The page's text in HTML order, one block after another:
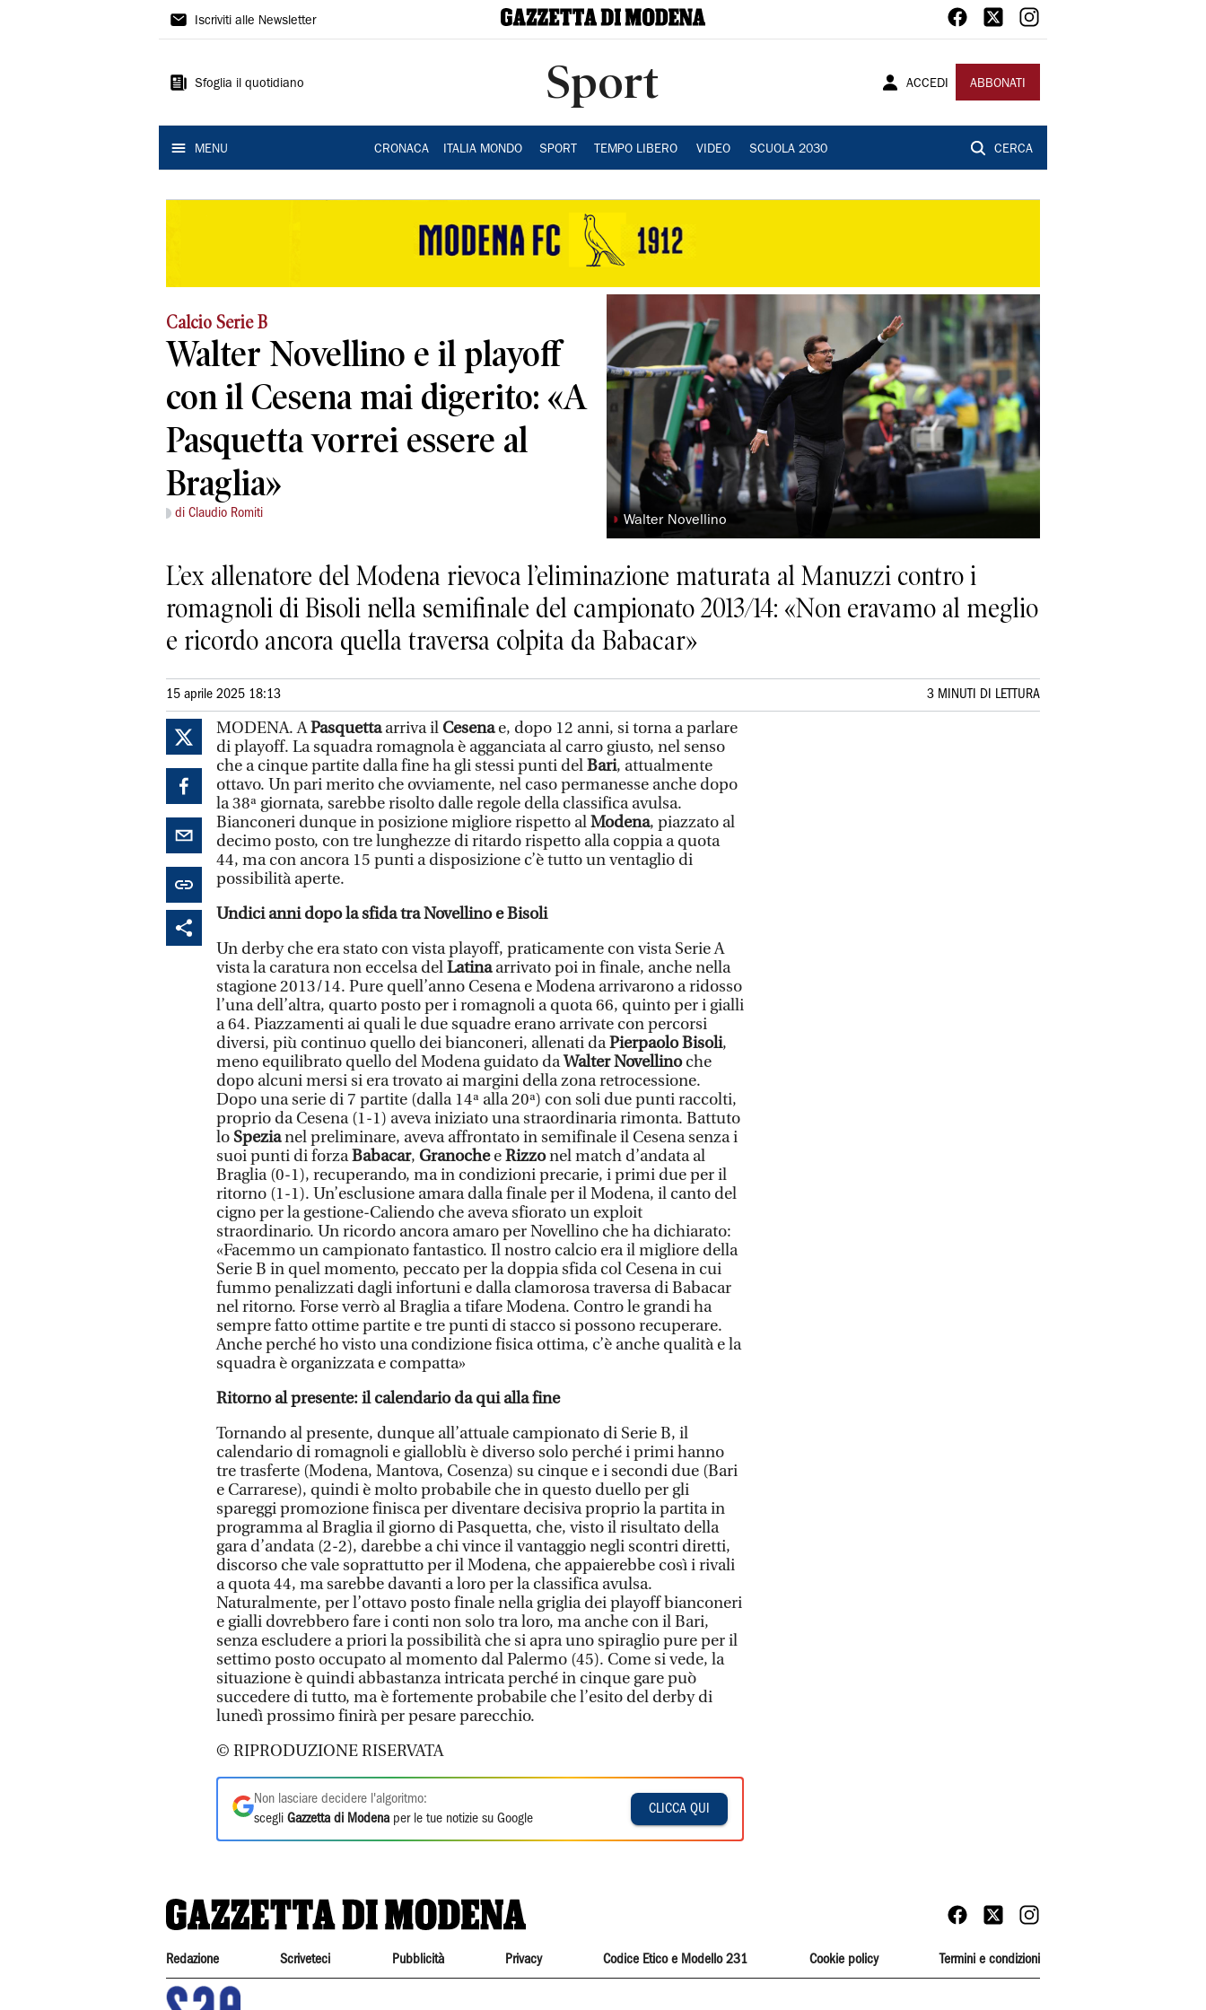
Gazzetta
Modena
Iscriviti alle Newsletter
Sfoglia il quotidiano Sport ACCEDI ABBONATI
MENU CRONACA ITALIA MONDO SPORT TEMPO LIBERO VIDEO SCUOLA 2030 CERCA
Calcio Serie B
Walter Novellino e il playoff
con il Cesena mai digerito: «A
Pasquetta vorrei essere al
Braglia»
di Claudio Romiti
◗ Walter Novellino
L’ex allenatore del Modena rievoca l’eliminazione maturata al Manuzzi contro i
romagnoli di Bisoli nella semifinale del campionato 2013/14: «Non eravamo al meglio
e ricordo ancora quella traversa colpita da Babacar»
15 aprile 2025 18:13 3 MINUTI DI LETTURA
MODENA. APasquettaarriva il Cesenae, dopo 12 anni, si torna a parlare
di playoff. La squadra romagnola è agganciata al carro giusto, nel senso
che a cinque partite dalla fine ha gli stessi punti delBari, attualmente
ottavo. Un pari merito che ovviamente, nel caso permanesse anche dopo
la 38ª giornata, sarebbe risolto dalle regole della classifica avulsa.
Bianconeri dunque in posizione migliore rispetto alModena, piazzato al
decimo posto, con tre lunghezze di ritardo rispetto alla coppia a quota
44, ma con ancora 15 punti a disposizione c’è tutto un ventaglio di
possibilità aperte.
Undici anni dopo la sfida tra Novellino e Bisoli
Un derby che era stato con vista playoff, praticamente con vista Serie A
vista la caratura non eccelsa delLatinaarrivato poi in finale, anche nella
stagione 2013/14. Pure quell’anno Cesena e Modena arrivarono a ridosso
l’una dell’altra, quarto posto per i romagnoli a quota 66, quinto per i gialli
a 64. Piazzamenti ai quali le due squadre erano arrivate con percorsi
diversi, più continuo quello dei bianconeri, allenati daPierpaolo Bisoli,
meno equilibrato quello del Modena guidato daWalter Novellinoche
dopo alcuni mersi si era trovato ai margini della zona retrocessione.
Dopo una serie di 7 partite (dalla 14ª alla 20ª) con soli due punti raccolti,
proprio da Cesena (1-1) aveva iniziato una straordinaria rimonta. Battuto
lo Spezianel preliminare, aveva affrontato in semifinale il Cesena senza i
suoi punti di forzaBabacar, GranocheeRizzonel match d’andata al
Braglia (0-1), recuperando, ma in condizioni precarie, i primi due per il
ritorno (1-1). Un’esclusione amara dalla finale per il Modena, il canto del
cigno per la gestione-Caliendo che aveva sfiorato un exploit
straordinario. Un ricordo ancora amaro per Novellino che ha dichiarato:
«Facemmo un campionato fantastico. Il nostro calcio era il migliore della
Serie B in quel momento, peccato per la doppia sfida col Cesena in cui
fummo penalizzati dagli infortuni e dalla clamorosa traversa di Babacar
nel ritorno. Forse verrò al Braglia a tifare Modena. Contro le grandi ha
sempre fatto ottime partite e tre punti di stacco si possono recuperare.
Anche perché ho visto una condizione fisica ottima, c’è anche qualità e la
squadra è organizzata e compatta»
Ritorno al presente: il calendario da qui alla fine
Tornando al presente, dunque all’attuale campionato di Serie B, il
calendario di romagnoli e gialloblù è diverso solo perché i primi hanno
tre trasferte (Modena, Mantova, Cosenza) su cinque e i secondi due (Bari
e Carrarese), quindi è molto probabile che in questo duello per gli
spareggi promozione finisca per diventare decisiva proprio la partita in
programma al Braglia il giorno di Pasquetta, che, visto il risultato della
gara d’andata (2-2), darebbe a chi vince il vantaggio negli scontri diretti,
discorso che vale soprattutto per il Modena, che appaierebbe così i rivali
a quota 44, ma sarebbe davanti a loro per la classifica avulsa.
Naturalmente, per l’ottavo posto finale nella griglia dei playoff bianconeri
e gialli dovrebbero fare i conti non solo tra loro, ma anche con il Bari,
senza escludere a priori la possibilità che si apra uno spiraglio pure per il
settimo posto occupato al momento dal Palermo (45). Come si vede, la
situazione è quindi abbastanza intricata perché in cinque gare può
succedere di tutto, ma è fortemente probabile che l’esito del derby di
lunedì prossimo finirà per pesare parecchio.
© RIPRODUZIONE RISERVATA
Non lasciare decidere l'algoritmo:
scegli Gazzetta di Modena per le tue notizie su Google
CLICCA QUI
Redazione Scriveteci Pubblicità Privacy Codice Etico e Modello 231 Cookie policy Termini e condizioni